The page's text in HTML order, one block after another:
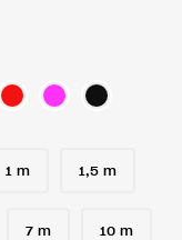
1 m 1,5 m
7 m 10 m